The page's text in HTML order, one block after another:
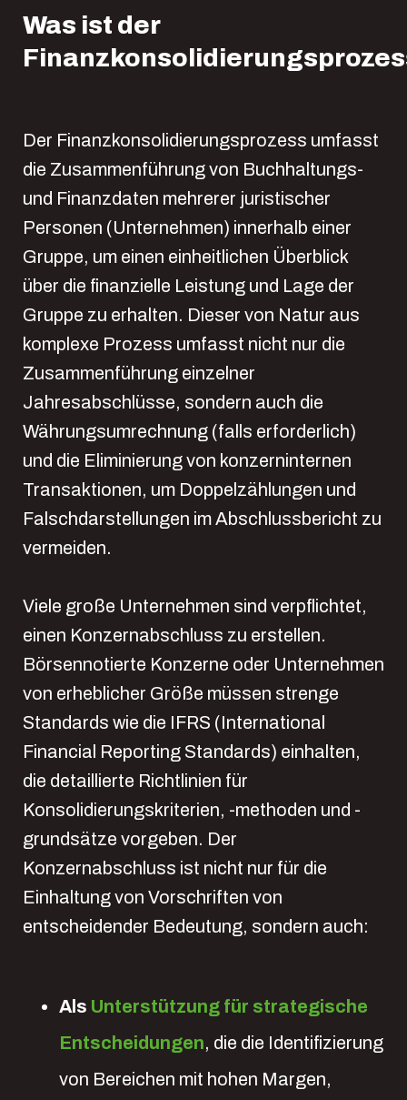
Was ist der
Der Finanzkonsolidierungsprozess umfasst
die Zusammenführung von Buchhaltungs-
und Finanzdaten mehrerer juristischer
Personen (Unternehmen) innerhalb einer
Gruppe, um einen einheitlichen Überblick
über die finanzielle Leistung und Lage der
Gruppe zu erhalten. Dieser von Natur aus
komplexe Prozess umfasst nicht nur die
Zusammenführung einzelner
Jahresabschlüsse, sondern auch die
Währungsumrechnung (falls erforderlich)
und die Eliminierung von konzerninternen
Transaktionen, um Doppelzählungen und
Falschdarstellungen im Abschlussbericht zu
vermeiden.
Viele große Unternehmen sind verpflichtet,
einen Konzernabschluss zu erstellen.
Börsennotierte Konzerne oder Unternehmen
von erheblicher Größe müssen strenge
Standards wie die IFRS (International
Financial Reporting Standards) einhalten,
die detaillierte Richtlinien für
Konsolidierungskriterien, -methoden und -
grundsätze vorgeben. Der
Konzernabschluss ist nicht nur für die
Einhaltung von Vorschriften von
entscheidender Bedeutung, sondern auch:
Als Unterstützung für strategische
Entscheidungen, die die Identifizierung
von Bereichen mit hohen Margen,